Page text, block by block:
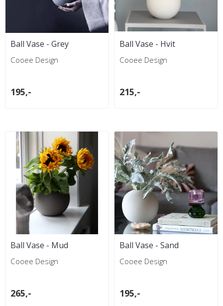
Ball Vase - Grey
Cooee Design
195,-
Ball Vase - Hvit
Cooee Design
215,-
Ball Vase - Mud
Cooee Design
265,-
Ball Vase - Sand
Cooee Design
195,-